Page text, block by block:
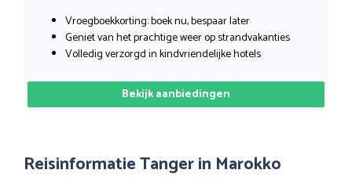
Vroegboekkorting: boek nu, bespaar later
Geniet van het prachtige weer op strandvakanties
Volledig verzorgd in kindvriendelijke hotels
Bekijk aanbiedingen
Reisinformatie Tanger in Marokko